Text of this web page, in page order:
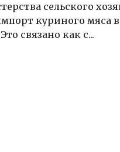
сельского
куриного мяса
связано как с...